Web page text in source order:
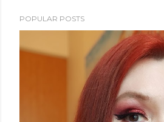
POPULAR POSTS